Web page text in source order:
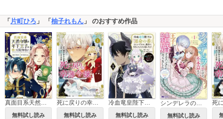
「片町ひろ 」 「柚子れもん 」 のおすすめ作品
真面目系天然令嬢は年下王子の想いに気づかない【単話版】
無料試し読み
死に戻りの幸薄令嬢、今世では最恐ラスボスお義兄様に溺愛されてます
無料試し読み
冷血竜皇陛下の「運命の番」らしいですが、後宮に引きこもろうと思います ～幼竜を愛でるのに忙しいので皇后争いはご勝手にどうぞ～
無料試し読み 無料試し読み